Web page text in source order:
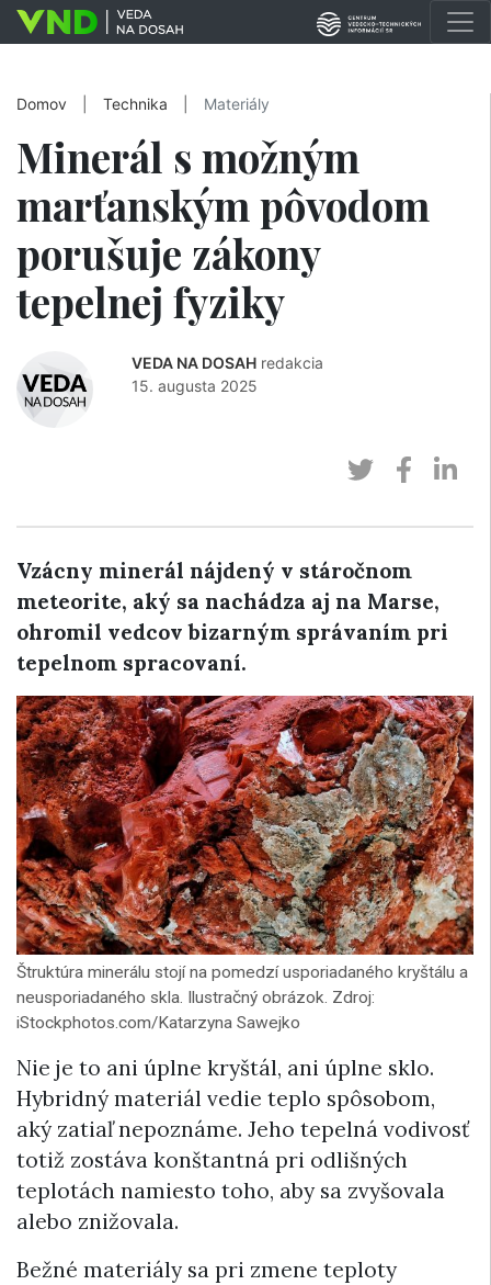
Domov Technika Materiály
Minerál s možným
marťanským pôvodom
porušuje zákony
tepelnej fyziky
VEDA NA DOSAH redakcia
15. augusta 2025
Vzácny minerál nájdený v stáročnom
meteorite, aký sa nachádza aj na Marse,
ohromil vedcov bizarným správaním pri
tepelnom spracovaní.
Štruktúra minerálu stojí na pomedzí usporiadaného kryštálu a
neusporiadaného skla. Ilustračný obrázok. Zdroj:
iStockphotos.com/Katarzyna Sawejko
Nie je to ani úplne kryštál, ani úplne sklo.
Hybridný materiál vedie teplo spôsobom,
aký zatiaľ nepoznáme. Jeho tepelná vodivosť
totiž zostáva konštantná pri odlišných
teplotách namiesto toho, aby sa zvyšovala
alebo znižovala.
Bežné materiály sa pri zmene teploty